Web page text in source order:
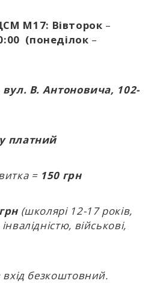
для системи, для
для культури, яка досі не
гнівом, жіночим
агресією, дітьми,
материнством,
шкірою, тілесністю,
субʼєкти мистецтва,
участь художниці з
досвідів: від
Хтось працює з
Хтось з
М17: Вівторок –
(понеділок –
В. Антоновича, 102-
платний
= 150 грн
(школярі 12-17 років,
військові,
вхід безкоштовний.